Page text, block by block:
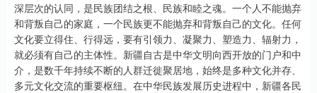
深层次的认同，是民族团结之根、民族和睦之魂。一个人不能抛弃
和背叛自己的家庭，一个民族更不能抛弃和背叛自己的文化。任何
文化要立得住、行得远，要有引领力、凝聚力、塑造力、辐射力，
就必须有自己的主体性。新疆自古是中华文明向西开放的门户和中
介，是数千年持续不断的人群迁徙聚居地，始终是多种文化并存、
多元文化交流的重要枢纽。在中华民族发展历史进程中，新疆各民